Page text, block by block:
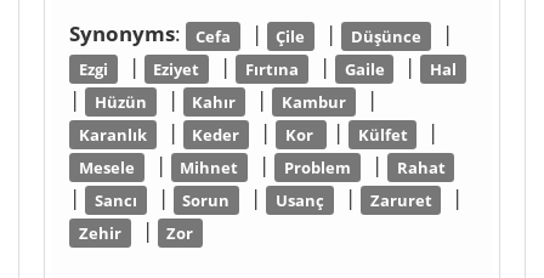
Synonyms: Cefa | Çile | Düşünce |
Ezgi | Eziyet | Fırtına | Gaile | Hal
| Hüzün | Kahır | Kambur |
Karanlık | Keder | Kor | Külfet |
Mesele | Mihnet | Problem | Rahat
| Sancı | Sorun | Usanç | Zaruret |
Zehir | Zor